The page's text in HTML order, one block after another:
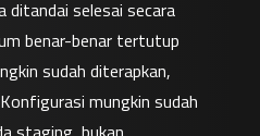
ditandai selesai secara
benar-benar tertutup
sudah diterapkan,
mungkin sudah